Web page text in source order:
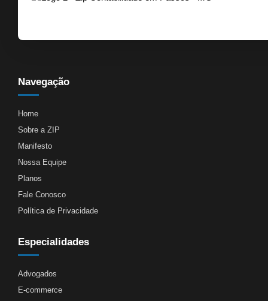
Navegação
Home
Sobre a ZIP
Manifesto
Nossa Equipe
Planos
Fale Conosco
Política de Privacidade
Especialidades
Advogados
E-commerce